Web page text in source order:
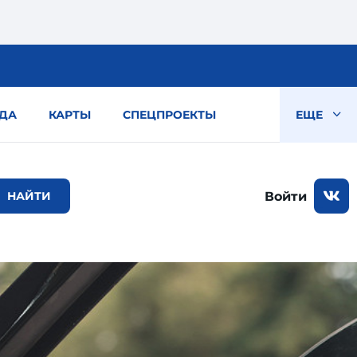
КАРТЫ СПЕЦПРОЕКТЫ ЕЩЕ
Войти